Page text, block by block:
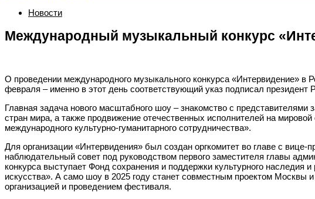
Новости
Международный музыкальный конкурс
О проведении международного музыкального конкурса «Интервидение» в
февраля – именно в этот день соответствующий указ подписал
Главная задача нового масштабного шоу – знакомство с
стран мира, а также продвижение отечественных исполнителей на
международного культурно-гуманитарного сотрудничества».
Для организации «Интервидения» был создан оргкомитет во главе с
наблюдательный совет под руководством первого заместителя главы
конкурса выступает Фонд сохранения и поддержки культурного наследия
искусства». А само шоу в 2025 году станет совместным проектом Москвы
организацией и проведением фестиваля.